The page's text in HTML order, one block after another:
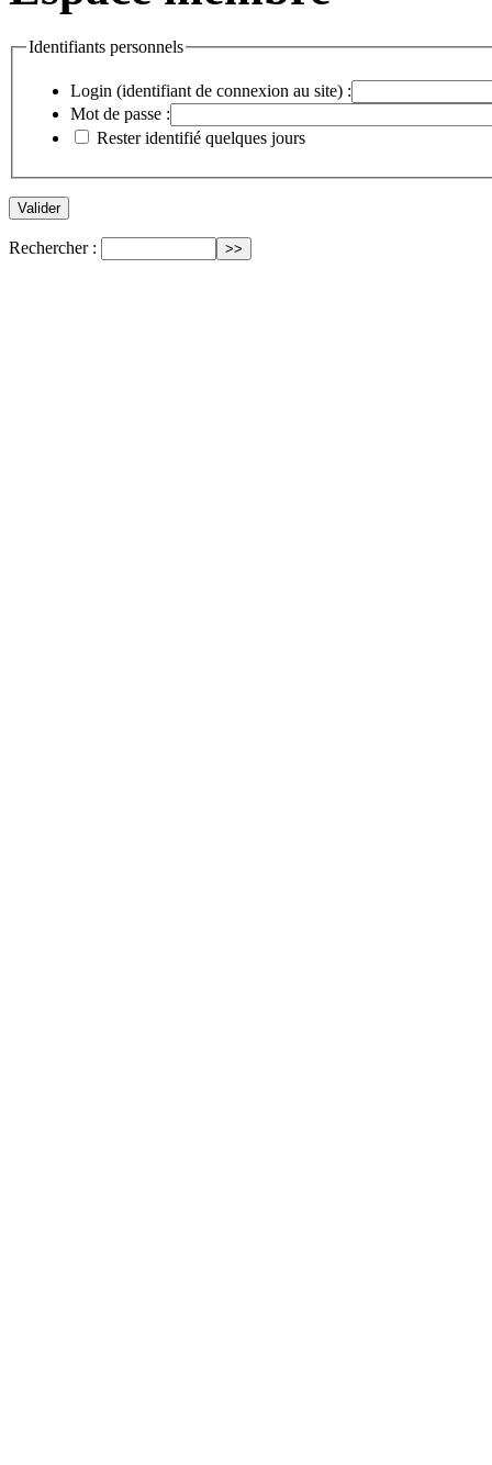
Identifiants personnels
Login (identifiant de connexion au site) :
Mot de passe :
Rester identifié quelques jours
Rechercher :